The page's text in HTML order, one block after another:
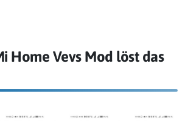
Home Vevs Mod löst das